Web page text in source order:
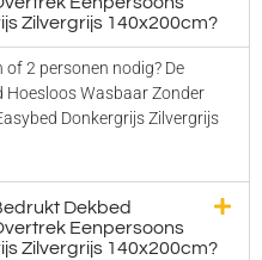
Zilvergrijs 140x200cm?
of 2 personen nodig? De
Hoesloos Wasbaar Zonder
Donkergrijs Zilvergrijs
Dekbed
Eenpersoons
Zilvergrijs 140x200cm?